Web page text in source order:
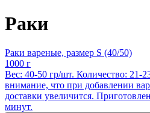
Раки
Раки вареные, размер S (40/50)
1000 г
Вес: 40-50 гр/шт. Количество: 21-
внимание, что при добавлении
доставки увеличится.
минут.